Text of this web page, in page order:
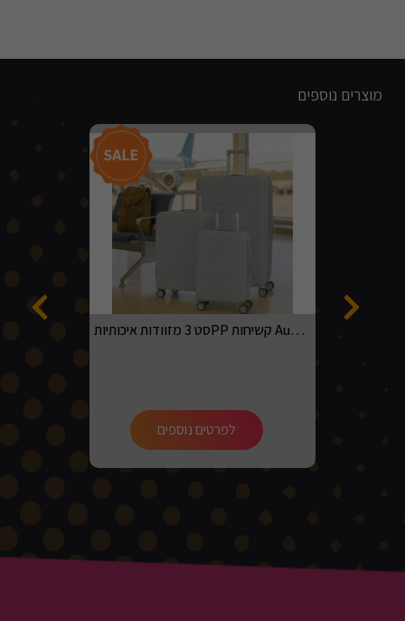
מוצרים נוספים
סט 3 מזוודות איכותיותPP קשיחות Australian adventurer בגדלים 20, 24, 28 בצבע אפור בהיר
לפרטים נוספים